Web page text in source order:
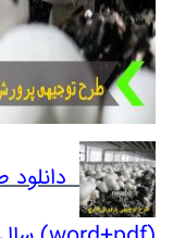
دانلود